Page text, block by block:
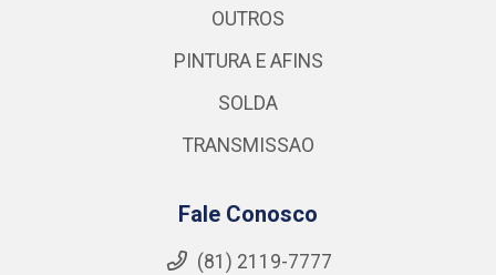
OUTROS
PINTURA E AFINS
SOLDA
TRANSMISSAO
Fale Conosco
(81) 2119-7777